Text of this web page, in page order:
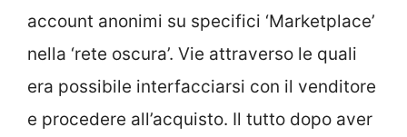
account anonimi su specifici ‘Marketplace’
nella ‘rete oscura’. Vie attraverso le quali
era possibile interfacciarsi con il venditore
e procedere all’acquisto. Il tutto dopo aver